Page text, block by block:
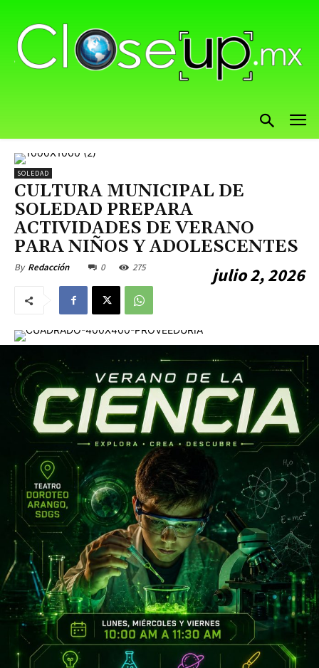
SOLEDAD
CULTURA MUNICIPAL DE
SOLEDAD PREPARA
ACTIVIDADES DE VERANO
PARA NIÑOS Y ADOLESCENTES
By Redacción julio 2, 2026
0 275